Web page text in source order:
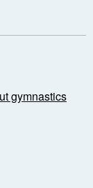
gymnastics